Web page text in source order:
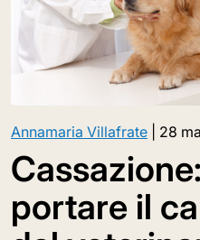
Annamaria Villafrate 28
portare il